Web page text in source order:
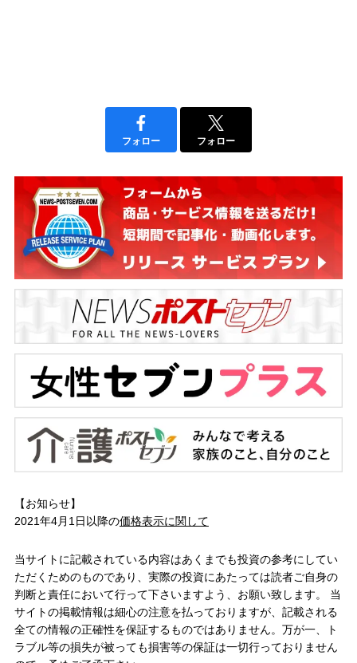
フォロー フォロー
【お知らせ】
2021年4月1日以降の価格表示に関して
当サイトに記載されている内容はあくまでも投資の参考にしてい
ただくためのものであり、実際の投資にあたっては読者ご自身の
判断と責任において行って下さいますよう、お願い致します。 当
サイトの掲載情報は細心の注意を払っておりますが、記載される
全ての情報の正確性を保証するものではありません。万が一、ト
ラブル等の損失が被っても損害等の保証は一切行っておりません